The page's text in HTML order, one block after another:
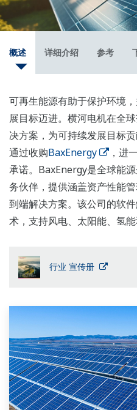
概述 详细介绍 参考
可再生能源有助于保护环境
展目标迈进。横河电机在全
决方案，为可持续发展目标
通过收购BaxEnergy
，进
承诺。BaxEnergy是全球能
务伙伴，提供涵盖资产性能
到端解决方案。该公司的软
术，支持风电、太阳能、氢能
行业 宣传册